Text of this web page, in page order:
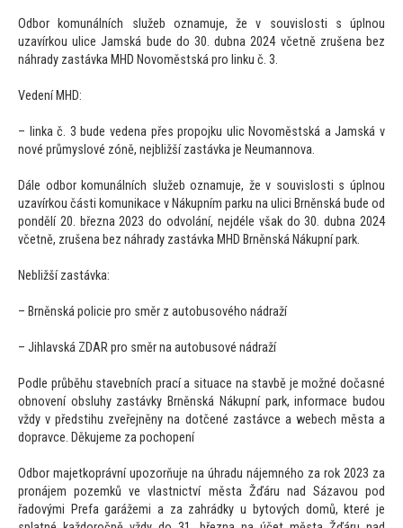
Odbor komunálních služeb oznamuje, že v souvislosti s úplnou
uzavírkou ulice Jamská bude do 30. dubna 2024 včetně zrušena bez
náhrady zastávka MHD Novoměstská pro linku č. 3.
Vedení MHD:
– linka č. 3 bude vedena přes propojku ulic Novoměstská a Jamská v
nové průmyslové zóně, nejbližší zastávka je Neumannova.
Dále odbor komunálních služeb oznamuje, že v souvislosti s úplnou
uzavírkou části komunikace v Nákupním parku na ulici Brněnská bude od
pondělí 20. března 2023 do odvolání, nejdéle však do 30. dubna 2024
včetně, zrušena bez náhrady zastávka MHD Brněnská Nákupní park.
Nebližší zastávka:
– Brněnská policie pro směr z autobusového nádraží
– Jihlavská ZDAR pro směr na autobusové nádraží
Podle průběhu stavebních prací a situace na stavbě je možné dočasné
obnovení obsluhy zastávky Brněnská Nákupní park, informace budou
vždy v předstihu zveřejněny na dotčené zastávce a webech města a
dopravce. Děkujeme za pochopení
Odbor majetkoprávní upozorňuje na úhradu nájemného za rok 2023 za
pronájem pozemků ve vlastnictví města Žďáru nad Sázavou pod
řadovými Prefa garážemi a za zahrádky u bytových domů, které je